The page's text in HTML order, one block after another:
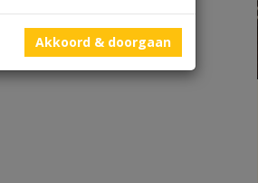
Akkoord & doorgaan